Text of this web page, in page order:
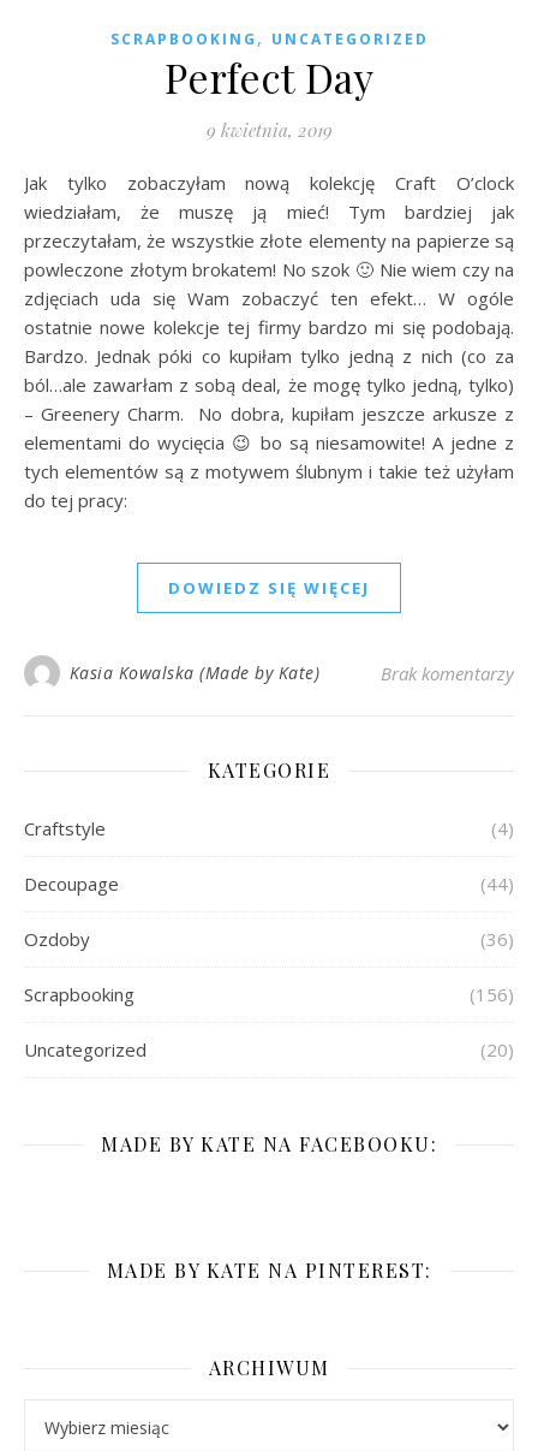
SCRAPBOOKING , UNCATEGORIZED
Perfect Day
9 kwietnia, 2019
Jak tylko zobaczyłam nową kolekcję Craft O’clock
wiedziałam, że muszę ją mieć! Tym bardziej jak
przeczytałam, że wszystkie złote elementy na papierze są
powleczone złotym brokatem! No szok 🙂 Nie wiem czy na
zdjęciach uda się Wam zobaczyć ten efekt… W ogóle
ostatnie nowe kolekcje tej firmy bardzo mi się podobają.
Bardzo. Jednak póki co kupiłam tylko jedną z nich (co za
ból…ale zawarłam z sobą deal, że mogę tylko jedną, tylko)
– Greenery Charm. No dobra, kupiłam jeszcze arkusze z
elementami do wycięcia 😉 bo są niesamowite! A jedne z
tych elementów są z motywem ślubnym i takie też użyłam
do tej pracy:
DOWIEDZ SIĘ WIĘCEJ
Kasia Kowalska (Made by Kate) Brak komentarzy
KATEGORIE
Craftstyle (4)
Decoupage (44)
Ozdoby (36)
Scrapbooking (156)
Uncategorized (20)
MADE BY KATE NA FACEBOOKU:
MADE BY KATE NA PINTEREST:
ARCHIWUM